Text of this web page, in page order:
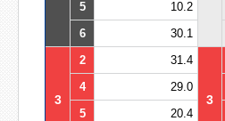
5
10.2
6
30.1
3
2 31.4
3
4
29.0
5
20.4